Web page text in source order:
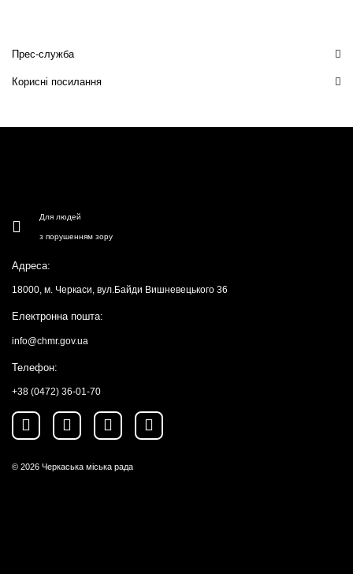
Прес-служба
Корисні посилання
Для людей
з порушенням зору
Адреса:
18000, м. Черкаси, вул.Байди Вишневецького 36
Електронна пошта:
info@chmr.gov.ua
Телефон:
+38 (0472) 36-01-70
© 2026 Черкаська міська рада